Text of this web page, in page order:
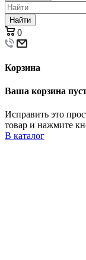
Найти
0
Корзина
Ваша корзина
Исправить это
товар и нажмите
В каталог